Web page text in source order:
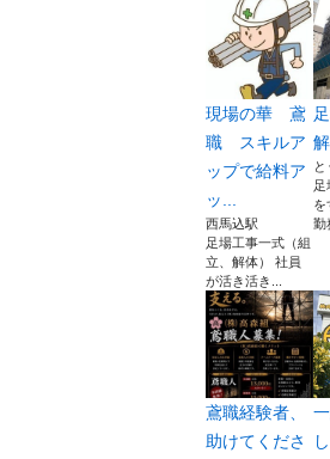
現場の華 鳶
職 スキルア
ップで給料ア
ッ...
西馬込駅
足場工事一式（組
立、解体） 社員
が活き活き...
と
足
を
勤
鳶職経験者、
助けてくださ